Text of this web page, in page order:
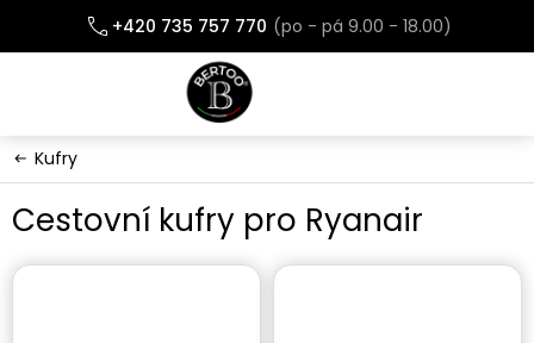
obsah
+420 735 757 770
Kufry
Cestovní kufry pro Ryanair